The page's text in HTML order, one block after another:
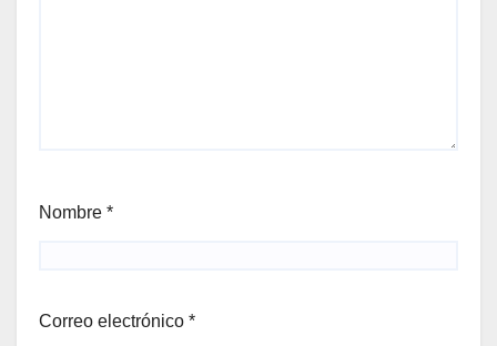
Nombre *
Correo electrónico *